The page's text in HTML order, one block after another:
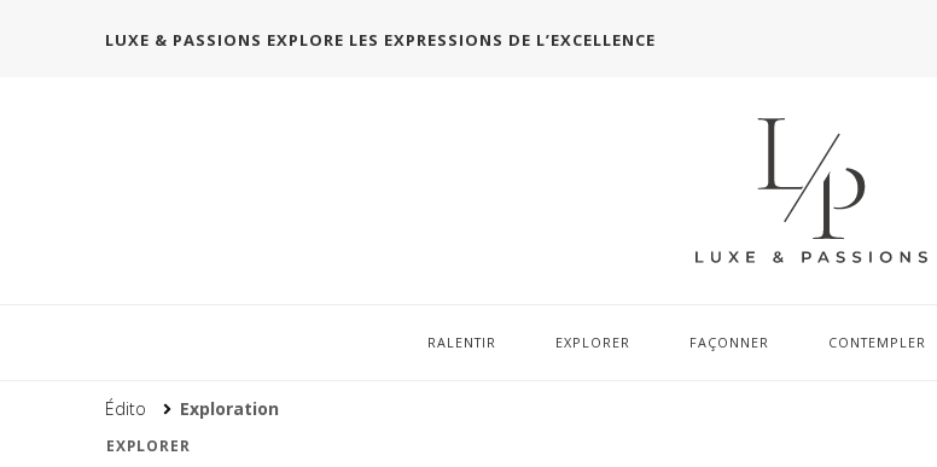
LUXE & PASSIONS EXPLORE LES EXPRESSIONS DE L’EXCELLENCE
RALENTIR EXPLORER FAÇONNER CONTEMPLER
Édito Exploration
EXPLORER